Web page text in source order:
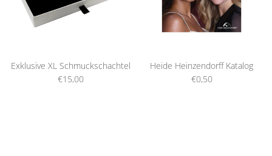
Exklusive XL Schmuckschachtel
€15,00
Heide Heinzendorff Katalog
€0,50